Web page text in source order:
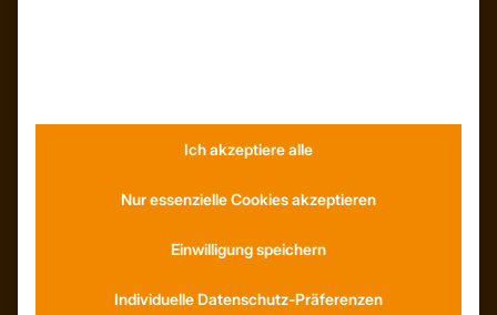
Stellenangebote
Ich akzeptiere alle
Nur essenzielle Cookies akzeptieren
Einwilligung speichern
Individuelle Datenschutz-Präferenzen